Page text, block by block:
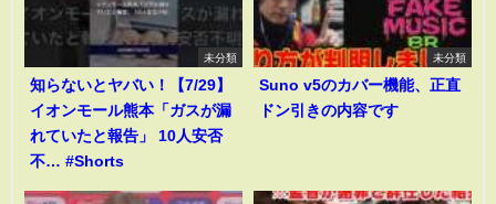
未分類
知らないとヤバい！【7/29】
イオンモール熊本「ガスが漏
れていたと報告」 10人安否
不… #Shorts
未分類
Suno v5のカバー機能、正直
ドン引きの内容です